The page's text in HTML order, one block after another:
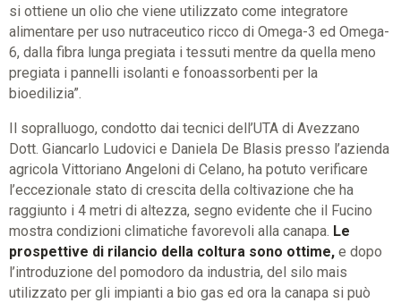
si ottiene un olio che viene utilizzato come integratore
alimentare per uso nutraceutico ricco di Omega-3 ed Omega-
6, dalla fibra lunga pregiata i tessuti mentre da quella meno
pregiata i pannelli isolanti e fonoassorbenti per la
bioedilizia”.
Il sopralluogo, condotto dai tecnici dell’UTA di Avezzano
Dott. Giancarlo Ludovici e Daniela De Blasis presso l’azienda
agricola Vittoriano Angeloni di Celano, ha potuto verificare
l’eccezionale stato di crescita della coltivazione che ha
raggiunto i 4 metri di altezza, segno evidente che il Fucino
mostra condizioni climatiche favorevoli alla canapa. Le
prospettive di rilancio della coltura sono ottime, e dopo
l’introduzione del pomodoro da industria, del silo mais
utilizzato per gli impianti a bio gas ed ora la canapa si può